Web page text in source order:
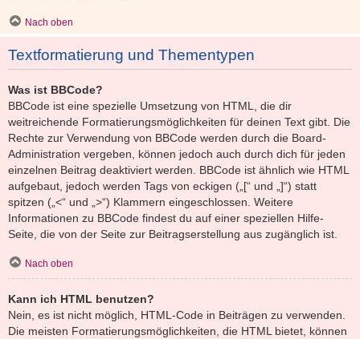
Nach oben
Textformatierung und Thementypen
Was ist BBCode?
BBCode ist eine spezielle Umsetzung von HTML, die dir
weitreichende Formatierungsmöglichkeiten für deinen Text gibt. Die
Rechte zur Verwendung von BBCode werden durch die Board-
Administration vergeben, können jedoch auch durch dich für jeden
einzelnen Beitrag deaktiviert werden. BBCode ist ähnlich wie HTML
aufgebaut, jedoch werden Tags von eckigen („[“ und „]“) statt
spitzen („<“ und „>“) Klammern eingeschlossen. Weitere
Informationen zu BBCode findest du auf einer speziellen Hilfe-
Seite, die von der Seite zur Beitragserstellung aus zugänglich ist.
Nach oben
Kann ich HTML benutzen?
Nein, es ist nicht möglich, HTML-Code in Beiträgen zu verwenden.
Die meisten Formatierungsmöglichkeiten, die HTML bietet, können